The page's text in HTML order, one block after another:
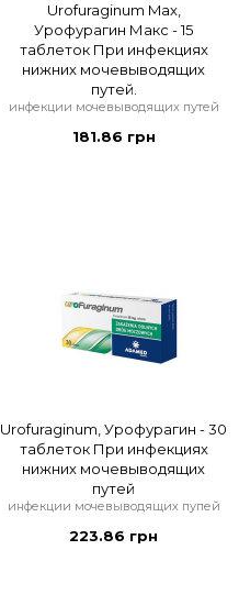
Urofuraginum Max,
Урофурагин Макс - 15
таблеток При инфекциях
нижних мочевыводящих
путей.
инфекции мочевыводящих путей
181.86 грн
Urofuraginum, Урофурагин - 30
таблеток При инфекциях
нижних мочевыводящих
путей
инфекции мочевыводящих пупей
223.86 грн